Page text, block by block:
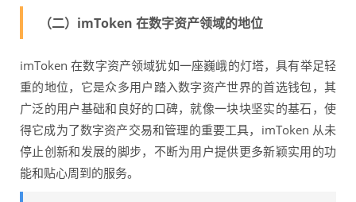
（二）imToken 在数字资产领域的地位
imToken 在数字资产领域犹如一座巍峨的灯塔，具有举足轻
重的地位，它是众多用户踏入数字资产世界的首选钱包，其
广泛的用户基础和良好的口碑，就像一块块坚实的基石，使
得它成为了数字资产交易和管理的重要工具，imToken 从未
停止创新和发展的脚步，不断为用户提供更多新颖实用的功
能和贴心周到的服务。